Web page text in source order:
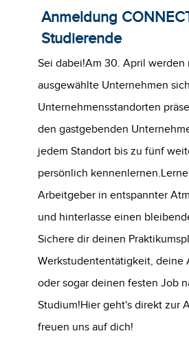
Anmeldung
Studierende
Sei dabei!Am 30. April werden
ausgewählte Unternehmen
Unternehmensstandorten
den gastgebenden
jedem Standort bis zu fünf
persönlich
Arbeitgeber in entspannter
und hinterlasse einen
Sichere dir deinen
Werkstudententätigkeit, deine
oder sogar deinen festen Job
Studium!Hier geht's direkt zur
freuen uns auf dich!